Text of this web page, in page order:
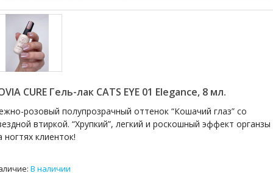
CURE Гель-лак CATS EYE 01 Elegance, 8 мл.
розовый полупрозрачный оттенок “Кошачий глаз” со
втиркой. “Хрупкий”, легкий и роскошный эффект органзы
ногтях клиенток!
В наличии